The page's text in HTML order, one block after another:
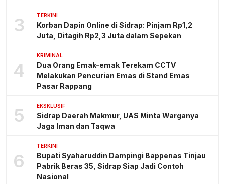
3 TERKINI
Korban Dapin Online di Sidrap: Pinjam Rp1,2
Juta, Ditagih Rp2,3 Juta dalam Sepekan
4
KRIMINAL
Dua Orang Emak-emak Terekam CCTV
Melakukan Pencurian Emas di Stand Emas
Pasar Rappang
5 EKSKLUSIF
Sidrap Daerah Makmur, UAS Minta Warganya
Jaga Iman dan Taqwa
6
TERKINI
Bupati Syaharuddin Dampingi Bappenas Tinjau
Pabrik Beras 35, Sidrap Siap Jadi Contoh
Nasional